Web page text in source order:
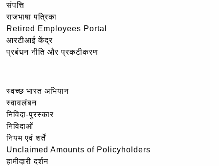
संपत्ति
राजभाषा पत्रिका
Retired Employees Portal
आरटीआई केंद्र
प्रबंधन नीति और प्रकटीकरण
स्वच्छ भारत अभियान
स्वावलंबन
निविदा-पुरस्कार
निविदाओं
नियम एवं शर्तें
Unclaimed Amounts of Policyholders
हामीदारी दर्शन